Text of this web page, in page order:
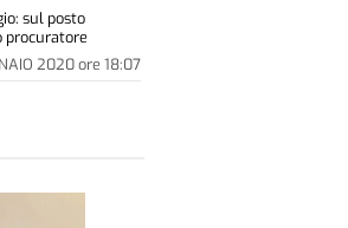
2020ore 18:07
sul posto
procuratore